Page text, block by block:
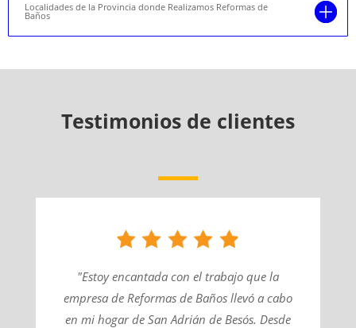
Localidades de la Provincia donde Realizamos Reformas de
Baños
Testimonios de clientes
"Estoy encantada con el trabajo que la
empresa de Reformas de Baños llevó a cabo
en mi hogar de San Adrián de Besós. Desde